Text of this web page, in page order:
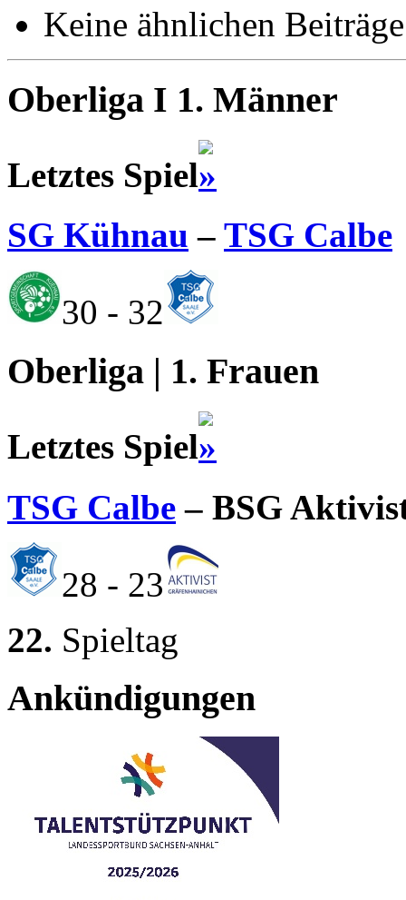
Keine ähnlichen Beiträge
Oberliga I 1. Männer
Letztes Spiel
SG Kühnau – TSG Calbe
30 - 32
Oberliga | 1. Frauen
Letztes Spiel
TSG Calbe – BSG
28 - 23
22. Spieltag
Ankündigungen